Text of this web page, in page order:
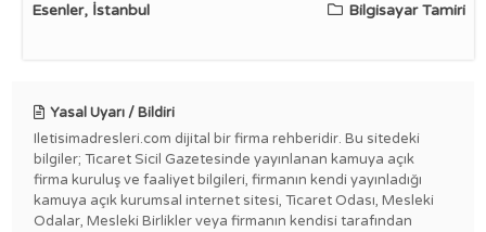
Esenler, İstanbul Bilgisayar Tamiri
Yasal Uyarı / Bildiri
Iletisimadresleri.com dijital bir firma rehberidir. Bu sitedeki
bilgiler; Ticaret Sicil Gazetesinde yayınlanan kamuya açık
firma kuruluş ve faaliyet bilgileri, firmanın kendi yayınladığı
kamuya açık kurumsal internet sitesi, Ticaret Odası, Mesleki
Odalar, Mesleki Birlikler veya firmanın kendisi tarafından